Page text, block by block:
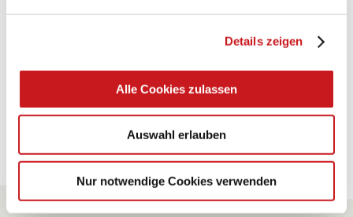
Details zeigen
Alle Cookies zulassen
Auswahl erlauben
Nur notwendige Cookies verwenden
bekleben, bemalen, falten... und für viele
Zum Tipp
Zu allen Tipps